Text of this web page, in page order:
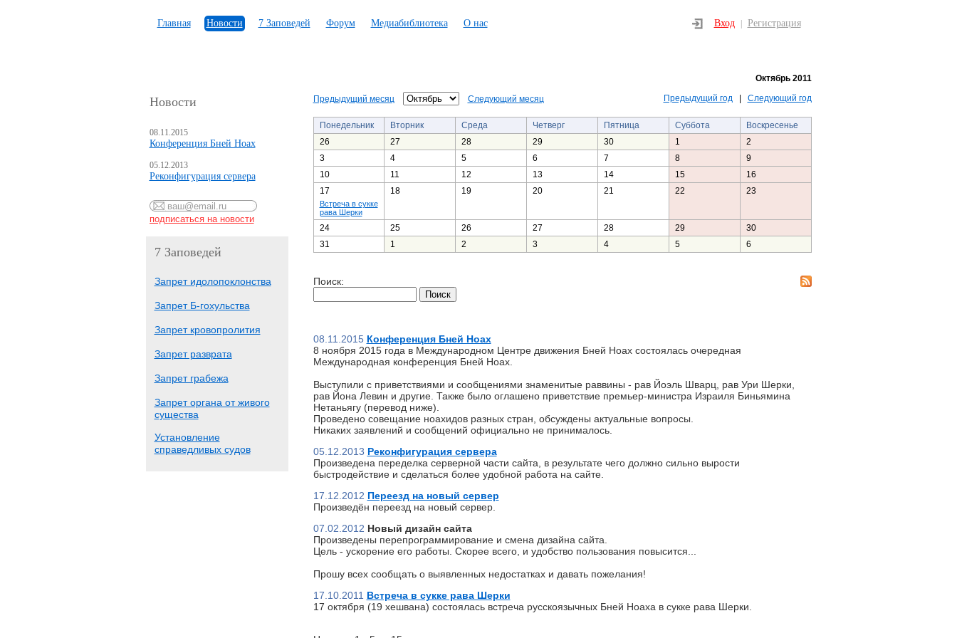
Главная Новости 7 Заповедей Форум Медиабиблиотека О нас Вход Регистрация
Новости
08.11.2015
Конференция Бней Ноах
05.12.2013
Реконфигурация сервера
7 Заповедей
Запрет идолопоклонства
Запрет Б-гохульства
Запрет кровопролития
Запрет разврата
Запрет грабежа
Запрет органа от живого
существа
Установление
справедливых судов
Октябрь 2011
Предыдущий месяц Следующий месяц Предыдущий год| Следующий год
Понедельник Вторник Среда Четверг Пятница Суббота
Воскресенье
26
27 28 29 30 1
2
3
4 5 6 7 8
9
10
11 12 13 14 15
16
17
Встреча в сукке
рава Шерки
18 19 20 21 22 23
24 25 26 27 28 29
30
31
1 2 3 4 5 6
Поиск:
08.11.2015 Конференция Бней Ноах
8 ноября 2015 года в Международном Центре движения Бней Ноах состоялась очередная
Международная конференция Бней Ноах.
Выступили с приветствиями и сообщениями знаменитые раввины - рав Йоэль Шварц, рав Ури Шерки,
рав Йона Левин и другие. Также было оглашено приветствие премьер-министра Израиля Биньямина
Нетаньягу (перевод ниже).
Проведено совещание ноахидов разных стран, обсуждены актуальные вопросы.
Никаких заявлений и сообщений официально не принималось.
05.12.2013 Реконфигурация сервера
Произведена переделка серверной части сайта, в результате чего должно сильно вырости
быстродействие и сделаться более удобной работа на сайте.
17.12.2012 Переезд на новый сервер
Произведён переезд на новый сервер.
07.02.2012 Новый дизайн сайта
Произведены перепрограммирование и смена дизайна сайта.
Цель - ускорение его работы. Скорее всего, и удобство пользования повысится...
Прошу всех сообщать о выявленных недостатках и давать пожелания!
17.10.2011 Встреча в сукке рава Шерки
17 октября (19 хешвана) состоялась встреча русскоязычных Бней Ноаха в сукке рава Шерки.